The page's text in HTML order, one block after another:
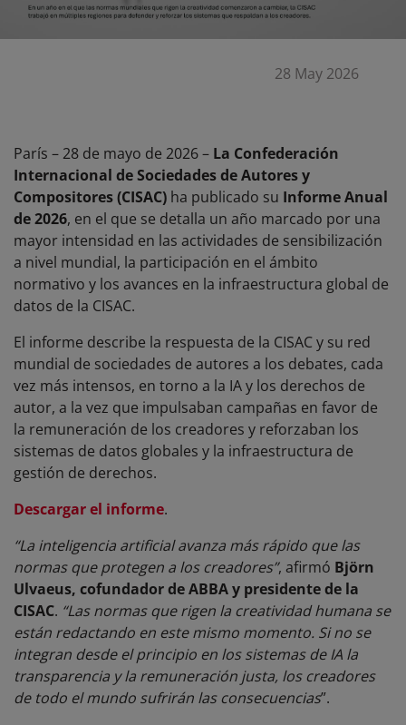
28 May 2026
París – 28 de mayo de 2026 – La Confederación
Internacional de Sociedades de Autores y
Compositores (CISAC) ha publicado su Informe Anual
de 2026, en el que se detalla un año marcado por una
mayor intensidad en las actividades de sensibilización
a nivel mundial, la participación en el ámbito
normativo y los avances en la infraestructura global de
datos de la CISAC.
El informe describe la respuesta de la CISAC y su red
mundial de sociedades de autores a los debates, cada
vez más intensos, en torno a la IA y los derechos de
autor, a la vez que impulsaban campañas en favor de
la remuneración de los creadores y reforzaban los
sistemas de datos globales y la infraestructura de
gestión de derechos.
Descargar el informe.
“La inteligencia artificial avanza más rápido que las
normas que protegen a los creadores”, afirmó Björn
Ulvaeus, cofundador de ABBA y presidente de la
CISAC. “Las normas que rigen la creatividad humana se
están redactando en este mismo momento. Si no se
integran desde el principio en los sistemas de IA la
transparencia y la remuneración justa, los creadores
de todo el mundo sufrirán las consecuencias”.